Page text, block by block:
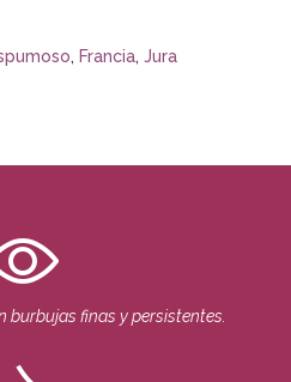
, Francia, Jura
finas y persistentes.